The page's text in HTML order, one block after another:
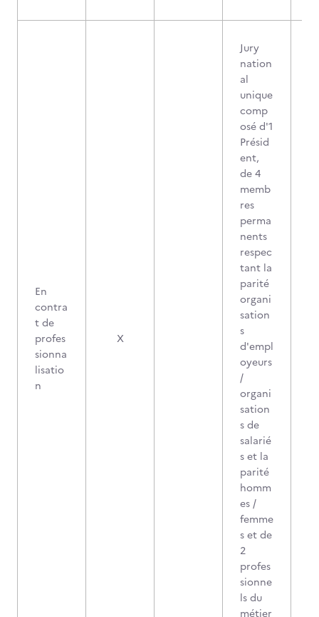
En
contra
t de
profes
sionna
lisatio
n
X
Jury
nation
al
unique
comp
osé d'1
Présid
ent,
de 4
memb
res
perma
nents
respec
tant la
parité
organi
sation
s
d'empl
oyeurs
/
organi
sation
s de
salarié
s et la
parité
homm
es /
femme
s et de
2
profes
sionne
ls du
métier